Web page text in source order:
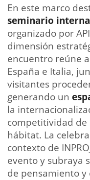
En este marco
seminario
organizado por
dimensión
encuentro reúne
España e Italia,
visitantes
generando un
la
competitividad de
hábitat. La
contexto de
evento y subraya
de pensamiento